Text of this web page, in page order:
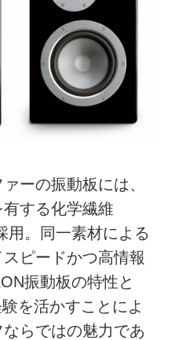
ーの振動板には、
する化学繊維
用。同一素材による
ピードかつ高情報
振動板の特性と
を活かすことによ
らではの魅力であ